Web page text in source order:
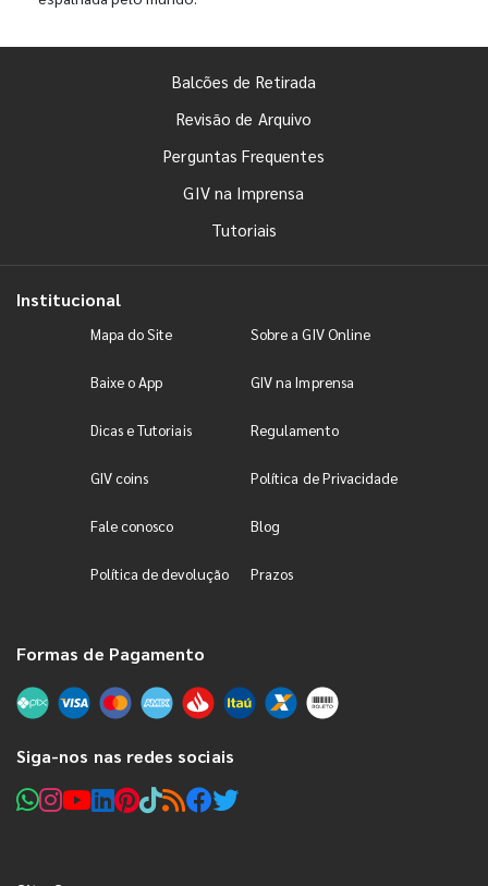
Balcões de Retirada
Revisão de Arquivo
Perguntas Frequentes
GIV na Imprensa
Tutoriais
Institucional
Mapa do Site Sobre a GIV Online
Baixe o App GIV na Imprensa
Dicas e Tutoriais Regulamento
GIV coins Política de Privacidade
Fale conosco Blog
Política de devolução Prazos
Formas de Pagamento
Siga-nos nas redes sociais